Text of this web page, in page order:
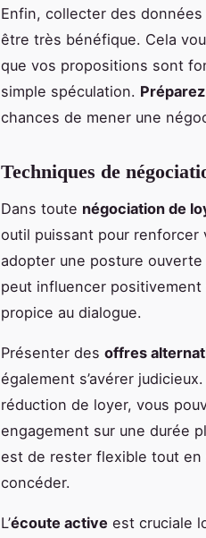
Enfin, collecter des
être très bénéfique. Cela
que vos propositions sont
simple spéculation.
chances de mener une
Techniques de
Dans toute négociation de
outil puissant pour
adopter une posture
peut influencer
propice au dialogue.
Présenter des offres
également s’avérer
réduction de loyer, vous
engagement sur une durée
est de rester flexible tout en
concéder.
L’écoute active est cruciale